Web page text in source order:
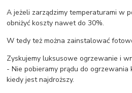
A jeżeli zarządzimy temperaturami w
obniżyć koszty nawet do 30%.
W tedy też można zainstalować
Zyskujemy luksusowe ogrzewanie i
- Nie pobieramy prądu do ogrzewania
kiedy jest najdroższy.